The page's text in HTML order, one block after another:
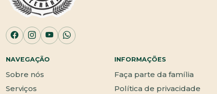
NAVEGAÇÃO
Sobre nós
Serviços
INFORMAÇÕES
Faça parte da família
Política de privacidade